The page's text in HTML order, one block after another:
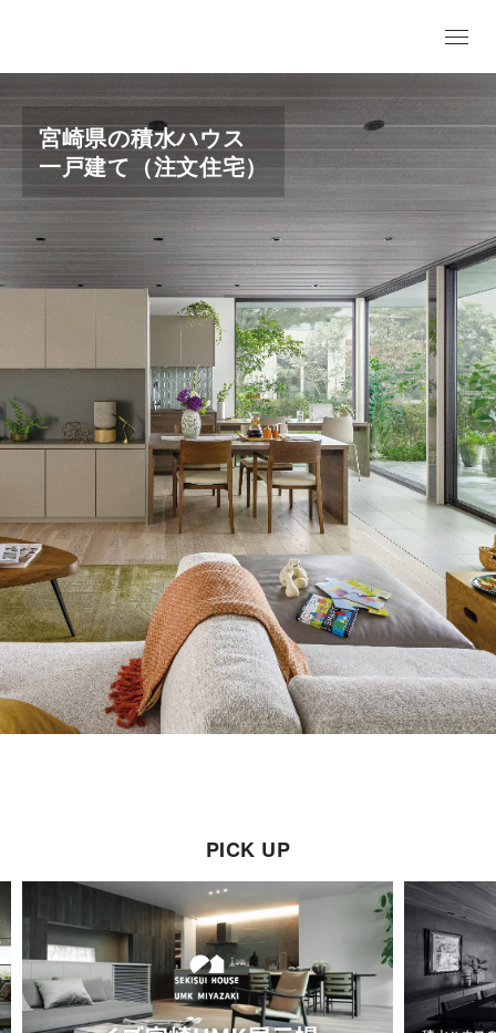
宮崎県の積水ハウス
一戸建て（注文住宅）
PICK UP